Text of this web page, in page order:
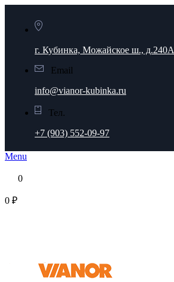
г. Кубинка, Можайское ш., д.240А
Email
info@vianor-kubinka.ru
Тел.
+7 (903) 552-09-97
Menu
0
0 ₽